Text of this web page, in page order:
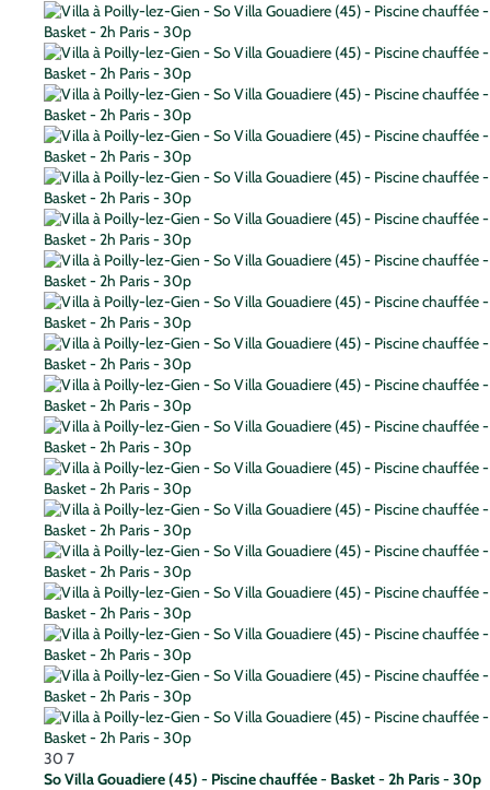
30 7
So Villa Gouadiere (45) - Piscine chauffée - Basket - 2h Paris - 30p